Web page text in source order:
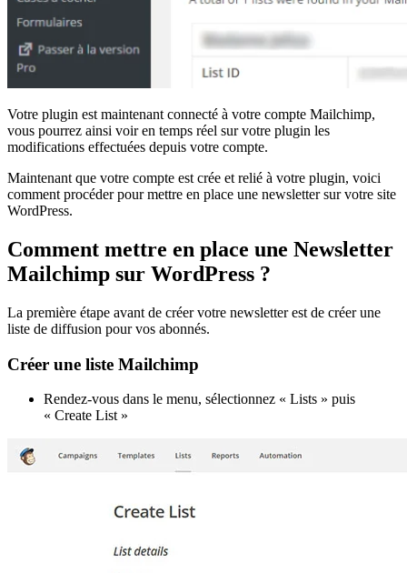
Votre plugin est maintenant connecté à votre compte Mailchimp,
vous pourrez ainsi voir en temps réel sur votre plugin les
modifications effectuées depuis votre compte.
Maintenant que votre compte est crée et relié à votre plugin, voici
comment procéder pour mettre en place une newsletter sur votre site
WordPress.
Comment mettre en place une Newsletter
Mailchimp sur WordPress ?
La première étape avant de créer votre newsletter est de créer une
liste de diffusion pour vos abonnés.
Créer une liste Mailchimp
Rendez-vous dans le menu, sélectionnez « Lists » puis
« Create List »